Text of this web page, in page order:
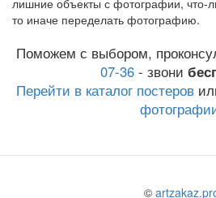
то иначе переделать фотографию.
Поможем с выбором,
07-36 - звони
Перейти в каталог постеров
©